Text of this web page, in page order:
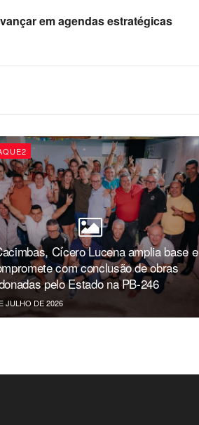
em agendas estratégicas
Cícero Lucena amplia base e
com conclusão de obras
pelo Estado na PB-246
JULHO DE 2026